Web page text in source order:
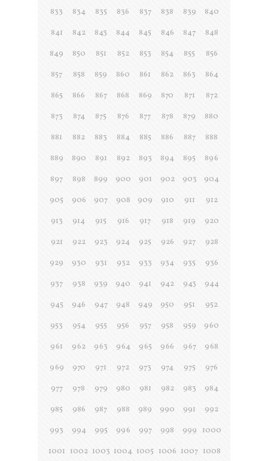
833
834 835 836 837 838 839
840
841
842 843 844 845 846 847
848
849
850 851 852 853 854 855
856
857
858 859 860 861 862 863
864
865
866 867 868 869 870 871
872
873
874 875 876 877 878 879
880
881
882 883 884 885 886 887
888
889
890 891 892 893 894 895
896
897
898 899 900 901 902 903
904
905
906 907 908 909 910 911
912
913
914 915 916 917 918 919
920
921
922 923 924 925 926 927
928
929
930 931 932 933 934 935
936
937
938 939 940 941 942 943
944
945
946 947 948 949 950 951
952
953
954 955 956 957 958 959
960
961
962 963 964 965 966 967
968
969
970 971 972 973 974 975
976
977
978 979 980 981 982 983
984
985
986 987 988 989 990 991
992
993
994 995 996 997 998 999
1000
1001 1002 1003 1004 1005 1006 1007 1008